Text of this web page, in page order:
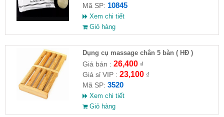
Mã SP: 10845
Xem chi tiết
Giỏ hàng
Dụng cụ massage chân 5 bàn ( HĐ )
Giá bán : 26,400₫
Giá sỉ VIP : 23,100₫
Mã SP: 3520
Xem chi tiết
Giỏ hàng